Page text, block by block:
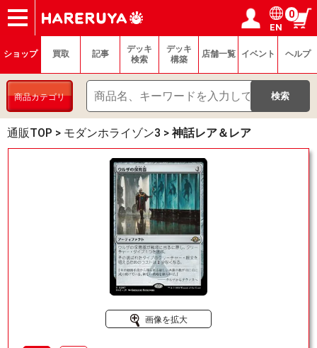
ショップ
買取
記事
デッキ検索
デッキ構築
選手一覧
店舗一覧
イベント
ヘルプ
お問い合わせ ログイン／会員登録
マイページ
EN
0
ショップ 買取 記事
デッキ
検索
デッキ
構築
店舗一覧 イベント ヘルプ
商品カテゴリ
通販TOP > モダンホライゾン3 > 神話レア＆レア
画像を拡大